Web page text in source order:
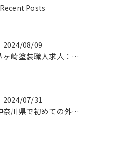
Recent Posts
2024/08/09
茅ヶ崎塗装職人求人：神奈川県で理想のキャリアを築くチャンス
2024/07/31
神奈川県で初めての外壁塗装に挑戦！成功のためのステップガイド